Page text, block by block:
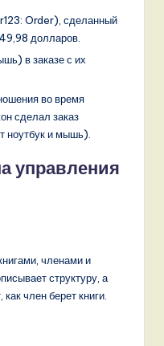
Order), сделанный
долларов.
в заказе с их
во время
сделал заказ
ноутбук и мышь).
управления
членами и
структуру, а
член берет книги.